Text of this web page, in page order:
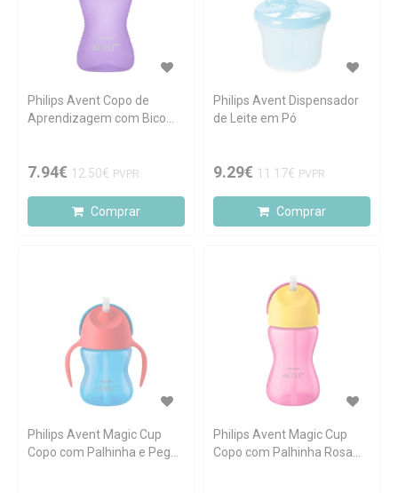
Philips Avent Copo de
Aprendizagem com Bico
7.94€ 12.50€ PVPR
Comprar
Philips Avent Dispensador
de Leite em Pó
9.29€ 11.17€ PVPR
Comprar
Philips Avent Magic Cup
Copo com Palhinha e Pegas
Philips Avent Magic Cup
Copo com Palhinha Rosa